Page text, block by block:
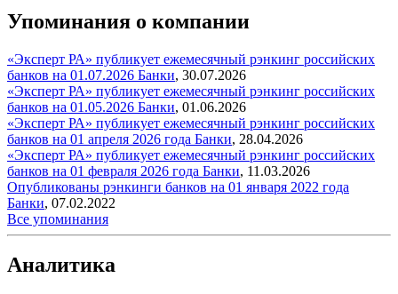
Упоминания о компании
«Эксперт РА» публикует ежемесячный рэнкинг российских
банков на 01.07.2026 Банки, 30.07.2026
«Эксперт РА» публикует ежемесячный рэнкинг российских
банков на 01.05.2026 Банки, 01.06.2026
«Эксперт РА» публикует ежемесячный рэнкинг российских
банков на 01 апреля 2026 года Банки, 28.04.2026
«Эксперт РА» публикует ежемесячный рэнкинг российских
банков на 01 февраля 2026 года Банки, 11.03.2026
Опубликованы рэнкинги банков на 01 января 2022 года
Банки, 07.02.2022
Все упоминания
Аналитика